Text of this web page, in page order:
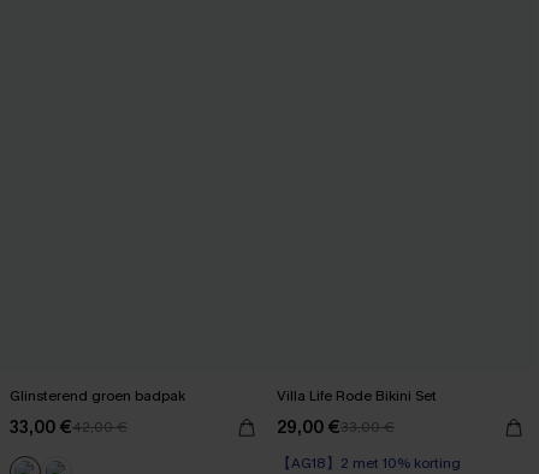
Glinsterend groen badpak
33,00 €42,00 €
Villa Life Rode Bikini Set
29,00 €33,00 €
【AG18】2 met 10% korting